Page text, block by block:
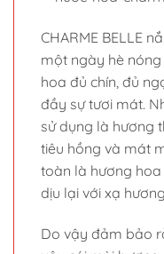
sử dụng là hương
tiêu hồng và mát
toàn là hương hoa
dịu lại với xạ
Do vậy đảm bảo
yêu cái mùi hương
hợp với những
và lạc quan.
quyến rũ và